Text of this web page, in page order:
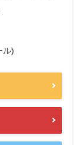
ル)